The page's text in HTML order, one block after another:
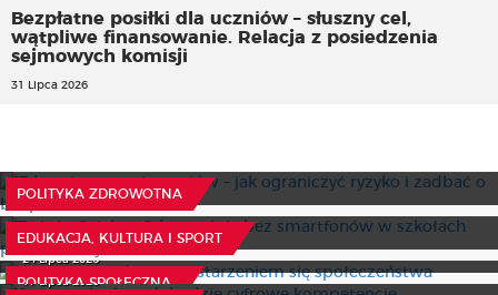
Bezpłatne posiłki dla uczniów – słuszny cel,
wątpliwe finansowanie. Relacja z posiedzenia
sejmowych komisji
31 Lipca 2026
POLITYKA ZDROWOTNA
6 Sierpnia 2026
EDUKACJA, KULTURA I SPORT
To już oficjalne. Od września bez smartfonów w szkołach
30 Lipca 2026
POLITYKA SPOŁECZNA
Gminy nie nadążają za starzeniem się społeczeństwa
24 Lipca 2026
8 tys. seniorów zdobędzie cyfrowe kompetencje
17 Lipca 2026
Najbliższy tydzień w KWRiST